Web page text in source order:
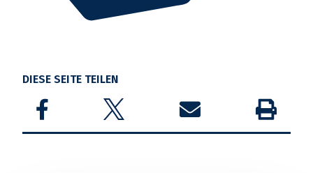
DIESE SEITE TEILEN
Share on FacebookShare on TwitterShare by email Drucken